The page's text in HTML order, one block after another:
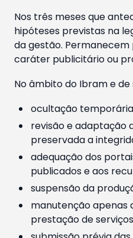
Nos três meses que
hipóteses previstas na
da gestão.
caráter publicitário ou
No âmbito do Ibram e
ocultação
revisão e adaptação
preservada a
adequação dos
publicados e aos
suspensão da
manutenção apenas
prestação de